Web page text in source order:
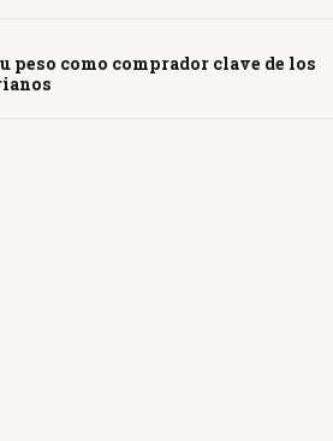
peso como comprador clave de los